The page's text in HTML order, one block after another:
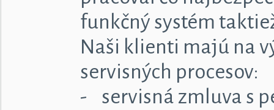
funkčný systém
Naši klienti majú na
servisných procesov:
- servisná zmluva s